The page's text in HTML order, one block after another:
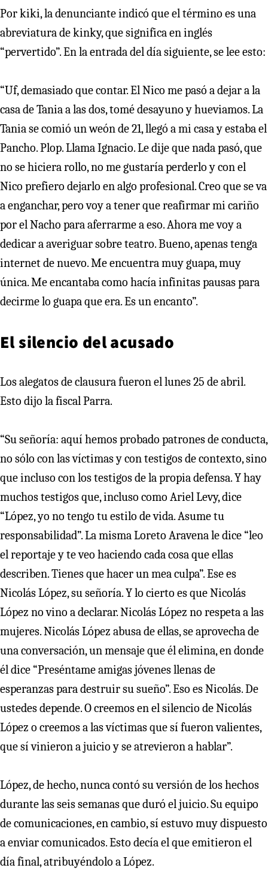
Por kiki, la denunciante indicó que el término es una
abreviatura de kinky, que significa en inglés
“pervertido”. En la entrada del día siguiente, se lee esto:
“Uf, demasiado que contar. El Nico me pasó a dejar a la
casa de Tania a las dos, tomé desayuno y hueviamos. La
Tania se comió un weón de 21, llegó a mi casa y estaba el
Pancho. Plop. Llama Ignacio. Le dije que nada pasó, que
no se hiciera rollo, no me gustaría perderlo y con el
Nico prefiero dejarlo en algo profesional. Creo que se va
a enganchar, pero voy a tener que reafirmar mi cariño
por el Nacho para aferrarme a eso. Ahora me voy a
dedicar a averiguar sobre teatro. Bueno, apenas tenga
internet de nuevo. Me encuentra muy guapa, muy
única. Me encantaba como hacía infinitas pausas para
decirme lo guapa que era. Es un encanto”.
El silencio del acusado
Los alegatos de clausura fueron el lunes 25 de abril.
Esto dijo la fiscal Parra.
“Su señoría: aquí hemos probado patrones de conducta,
no sólo con las víctimas y con testigos de contexto, sino
que incluso con los testigos de la propia defensa. Y hay
muchos testigos que, incluso como Ariel Levy, dice
“López, yo no tengo tu estilo de vida. Asume tu
responsabilidad”. La misma Loreto Aravena le dice “leo
el reportaje y te veo haciendo cada cosa que ellas
describen. Tienes que hacer un mea culpa”. Ese es
Nicolás López, su señoría. Y lo cierto es que Nicolás
López no vino a declarar. Nicolás López no respeta a las
mujeres. Nicolás López abusa de ellas, se aprovecha de
una conversación, un mensaje que él elimina, en donde
él dice “Preséntame amigas jóvenes llenas de
esperanzas para destruir su sueño”. Eso es Nicolás. De
ustedes depende. O creemos en el silencio de Nicolás
López o creemos a las víctimas que sí fueron valientes,
que sí vinieron a juicio y se atrevieron a hablar”.
López, de hecho, nunca contó su versión de los hechos
durante las seis semanas que duró el juicio. Su equipo
de comunicaciones, en cambio, sí estuvo muy dispuesto
a enviar comunicados. Esto decía el que emitieron el
día final, atribuyéndolo a López.